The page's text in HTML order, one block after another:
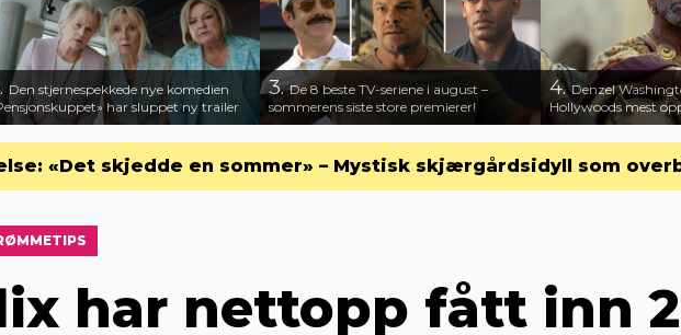
Den stjernespekkede nye komedien
har sluppet ny trailer
3.De 8 beste TV-seriene i august –
sommerens siste store premierer!
4.Denzel
Hollywoods mest
«Det skjedde en sommer» – Mystisk skjærgårdsidyll som
har nettopp fått inn